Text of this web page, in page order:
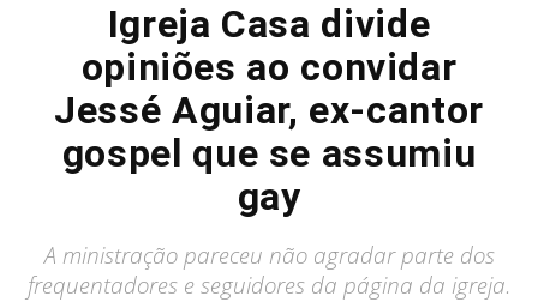
Igreja Casa divide
opiniões ao convidar
Jessé Aguiar, ex-cantor
gospel que se assumiu
gay
A ministração pareceu não agradar parte dos
frequentadores e seguidores da página da igreja.